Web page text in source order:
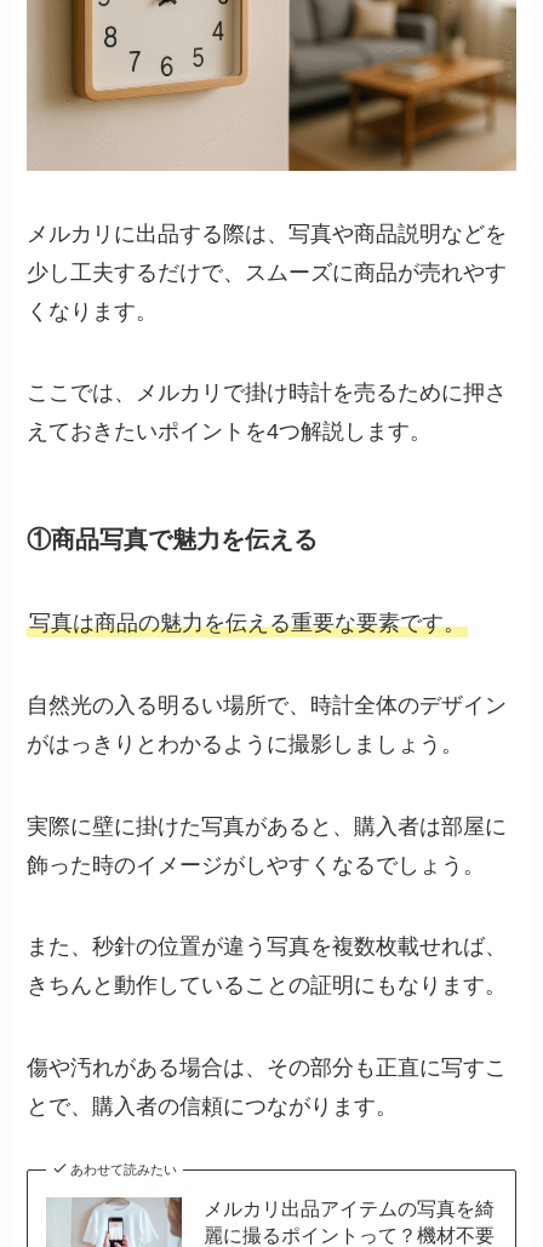
メルカリに出品する際は、写真や商品説明などを
少し工夫するだけで、スムーズに商品が売れやす
くなります。
ここでは、メルカリで掛け時計を売るために押さ
えておきたいポイントを4つ解説します。
①商品写真で魅力を伝える
写真は商品の魅力を伝える重要な要素です。
自然光の入る明るい場所で、時計全体のデザイン
がはっきりとわかるように撮影しましょう。
実際に壁に掛けた写真があると、購入者は部屋に
飾った時のイメージがしやすくなるでしょう。
また、秒針の位置が違う写真を複数枚載せれば、
きちんと動作していることの証明にもなります。
傷や汚れがある場合は、その部分も正直に写すこ
とで、購入者の信頼につながります。
あわせて読みたい
メルカリ出品アイテムの写真を綺
麗に撮るポイントって？機材不要